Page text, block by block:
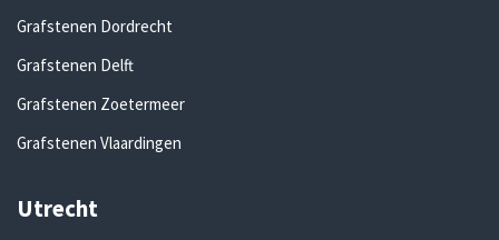
Grafstenen Dordrecht
Grafstenen Delft
Grafstenen Zoetermeer
Grafstenen Vlaardingen
Utrecht